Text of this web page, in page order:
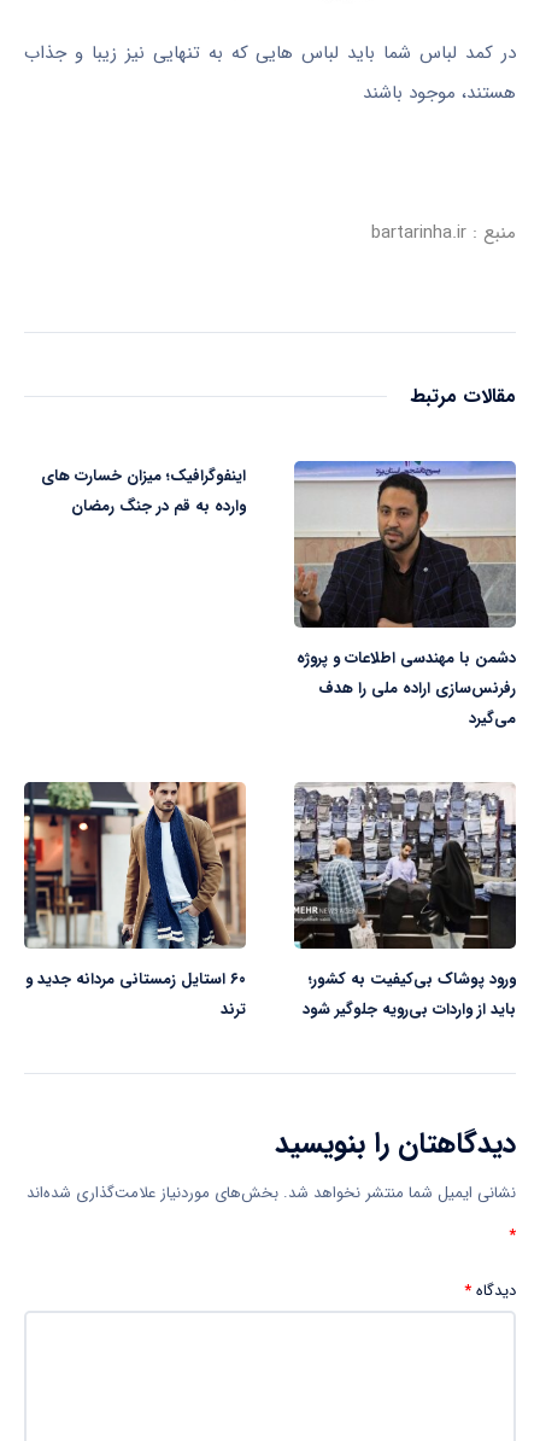
در کمد لباس شما باید لباس هایی که به تنهایی نیز زیبا و جذاب
هستند، موجود باشند
منبع : bartarinha.ir
مقالات مرتبط
دشمن با مهندسی اطلاعات و پروژه
رفرنس‌سازی اراده ملی را هدف
می‌گیرد
اینفوگرافیک؛ میزان خسارت های
وارده به قم در جنگ رمضان
ورود پوشاک بی‌کیفیت به کشور؛
باید از واردات بی‌رویه جلوگیر شود
۶۰ استایل زمستانی مردانه جدید و
ترند
دیدگاهتان را بنویسید
نشانی ایمیل شما منتشر نخواهد شد. بخش‌های موردنیاز علامت‌گذاری شده‌اند
*
دیدگاه*